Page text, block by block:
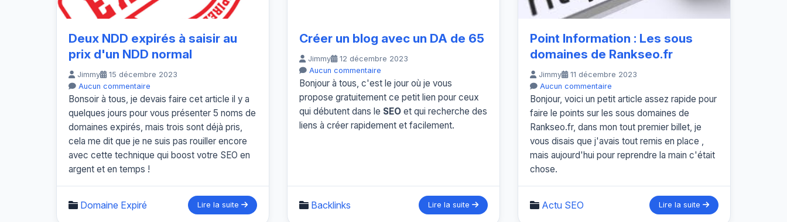
Deux NDD expirés à saisir au
prix d'un NDD normal
Jimmy
15 décembre 2023
Aucun commentaire
Bonsoir à tous, je devais faire cet article il y a
quelques jours pour vous présenter 5 noms de
domaines expirés, mais trois sont déjà pris,
cela me dit que je ne suis pas rouiller encore
avec cette technique qui boost votre SEO en
argent et en temps !
Domaine Expiré Lire la suite
Créer un blog avec un DA de 65
Jimmy
12 décembre 2023
Aucun commentaire
Bonjour à tous, c'est le jour où je vous
propose gratuitement ce petit lien pour ceux
qui débutent dans le SEO et qui recherche des
liens à créer rapidement et facilement.
Backlinks Lire la suite
Point Information : Les sous
domaines de Rankseo.fr
Jimmy
11 décembre 2023
Aucun commentaire
Bonjour, voici un petit article assez rapide pour
faire le points sur les sous domaines de
Rankseo.fr, dans mon tout premier billet, je
vous disais que j'avais tout remis en place ,
mais aujourd'hui pour reprendre la main c'était
chose.
Actu SEO Lire la suite